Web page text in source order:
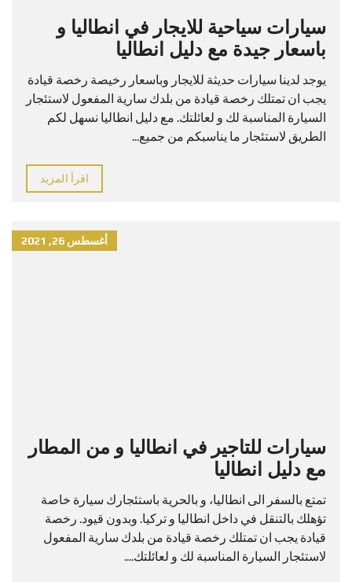
سيارات سياحية للايجار في انطاليا و
باسعار جيدة مع دليل انطاليا
يوجد لدينا سيارات حديثة للايجار وباسعار رخيصة رخصة قيادة
يجب ان تمتلك رخصة قيادة من بلدك سارية المفعول لاستئجار
السيارة المناسبة لك و لعائلتك. مع دليل انطاليا نسهل لكم
الطريق لاستئجار ما يناسبكم من جميع...
اقرأ المزيد
أغسطس 26, 2021
سيارات للتاجير في انطاليا و من المطار
مع دليل انطاليا
تمتع بالسفر الى انطاليا، و بالحرية باستئجارك سيارة خاصة
تؤهلك بالتنقل في داخل انطاليا و تركيا. وبدون قيود. رخصة
قيادة يجب ان تمتلك رخصة قيادة من بلدك سارية المفعول
لاستئجار السيارة المناسبة لك و لعائلتك....